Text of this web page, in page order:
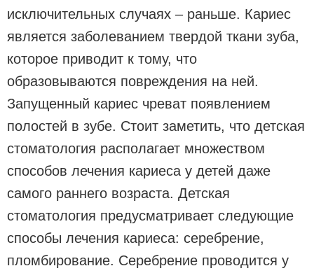
исключительных случаях – раньше. Кариес
является заболеванием твердой ткани зуба,
которое приводит к тому, что
образовываются повреждения на ней.
Запущенный кариес чреват появлением
полостей в зубе. Стоит заметить, что детская
стоматология располагает множеством
способов лечения кариеса у детей даже
самого раннего возраста. Детская
стоматология предусматривает следующие
способы лечения кариеса: серебрение,
пломбирование. Серебрение проводится у